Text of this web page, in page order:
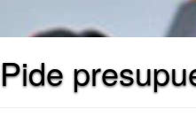
Pide